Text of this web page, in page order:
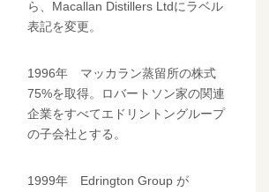
ら、Macallan Distillers Ltdにラベル
表記を変更。
1996年 マッカラン蒸留所の株式
75%を取得。ロバートソン家の関連
企業をすべてエドリントングループ
の子会社とする。
1999年 Edrington Group が